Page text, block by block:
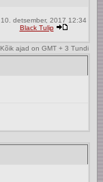
10. detsember, 2017 12:34
Black Tulip
Kõik ajad on GMT + 3 Tundi